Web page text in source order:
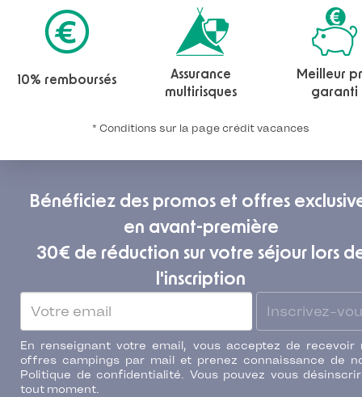
10% remboursés
Assurance
multirisques
Meilleur
garanti
* Conditions sur la page crédit vacances
Bénéficiez des promos et offres
en avant-première
30€ de réduction sur votre séjour lors
l'inscription
Inscrivez-
En renseignant votre email, vous acceptez de recevoir
offres campings par mail et prenez connaissance de
Politique de confidentialité. Vous pouvez vous
tout moment.